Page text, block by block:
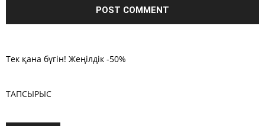
Тек қана бүгін! Жеңілдік -50%
ТАПСЫРЫС